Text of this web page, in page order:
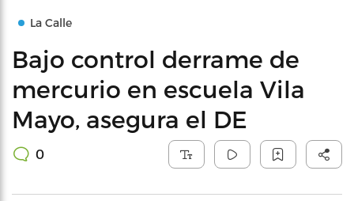
La Calle
Bajo control derrame de
mercurio en escuela Vila
Mayo, asegura el DE
0